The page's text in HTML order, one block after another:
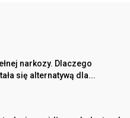
narkozy. Dlaczego
się alternatywą dla...